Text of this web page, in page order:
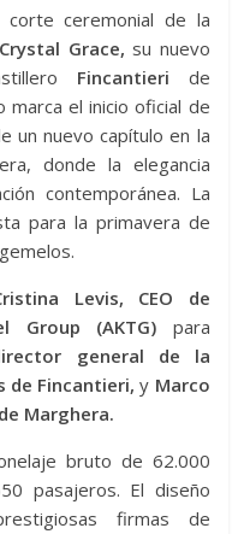
ceremonial de la
Crystal Grace, su nuevo
Fincantieri de
marca el inicio oficial de
un nuevo capítulo en la
donde la elegancia
contemporánea. La
para la primavera de
Levis, CEO de
Group (AKTG) para
general de la
de Fincantieri, y Marco
Marghera.
bruto de 62.000
pasajeros. El diseño
firmas de